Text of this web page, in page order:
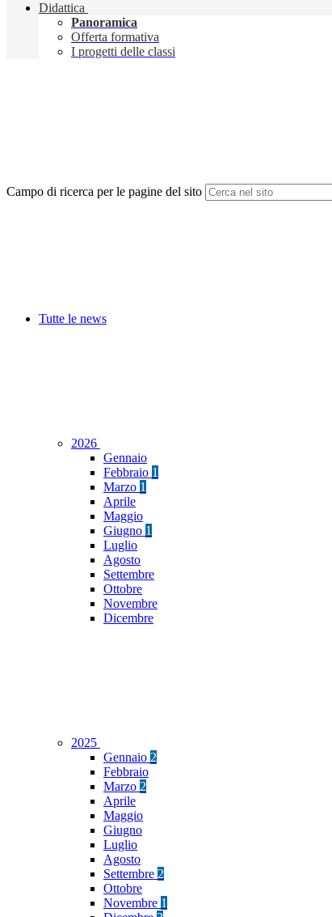
Didattica
Panoramica
Offerta formativa
I progetti delle classi
Campo di ricerca per le pagine del sito
Tutte le news
2026
Gennaio
Febbraio 1
Marzo 1
Aprile
Maggio
Giugno 1
Luglio
Agosto
Settembre
Ottobre
Novembre
Dicembre
2025
Gennaio 2
Febbraio
Marzo 2
Aprile
Maggio
Giugno
Luglio
Agosto
Settembre 2
Ottobre
Novembre 1